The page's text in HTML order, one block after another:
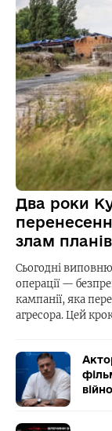
Два роки
злам
Сьогодні
операції —
кампанії, яка
агресора. Цей